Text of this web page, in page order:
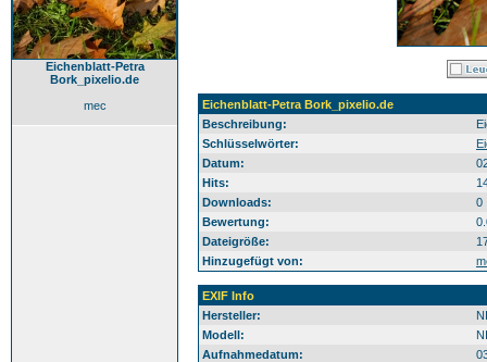
Eichenblatt-Petra
Bork_pixelio.de
mec
Eichenblatt-Petra Bork_pixelio.de
Beschreibung:
Schlüsselwörter:
Datum:
Hits:
Downloads:
0
Bewertung:
Dateigröße:
Hinzugefügt von:
EXIF Info
Hersteller:
Modell:
Aufnahmedatum: